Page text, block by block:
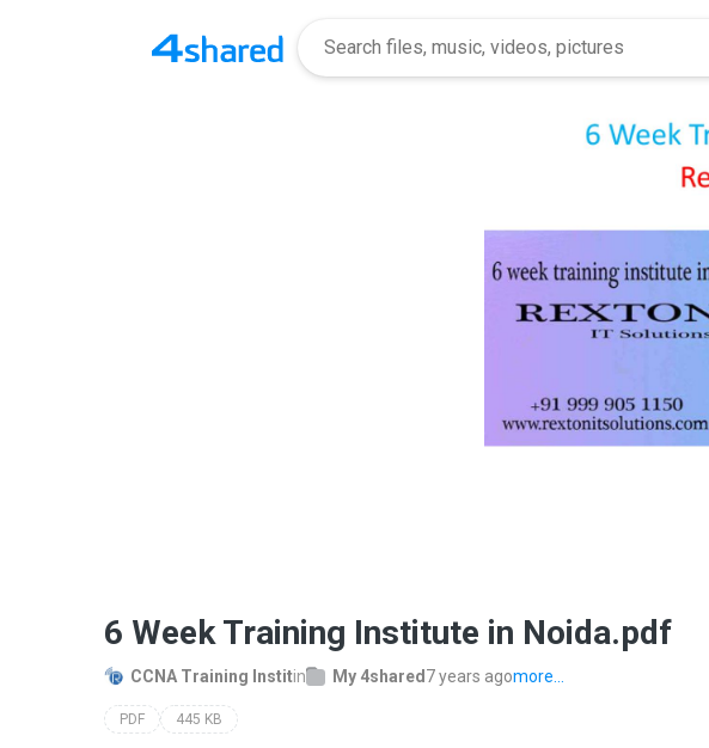
6 Week Training Institute in Noida.pdf
CCNA Training Institin My 4shared 7 years agomore...
PDF 445 KB